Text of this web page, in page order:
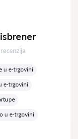
u e-trgovini
e-trgovini
u e-trgovini